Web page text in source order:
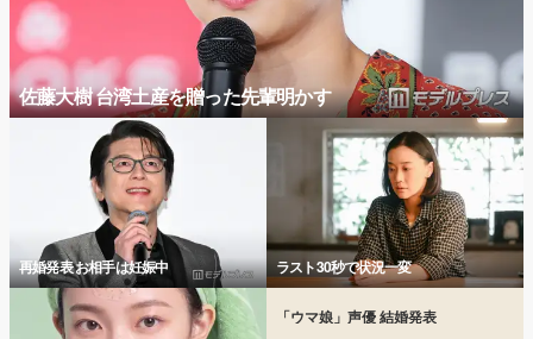
佐藤大樹 台湾土産を贈った先輩明かす
再婚発表 お相手は妊娠中 ラスト30秒で状況一変
「ウマ娘」声優 結婚発表